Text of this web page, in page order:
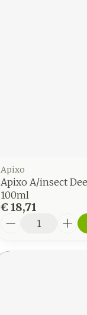
Apixo
Apixo A/insect
100ml
€ 18,71